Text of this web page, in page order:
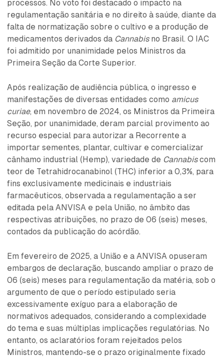
processos. No voto foi destacado o impacto na
regulamentação sanitária e no direito à saúde, diante da
falta de normatização sobre o cultivo e a produção de
medicamentos derivados da Cannabisno Brasil. O IAC
foi admitido por unanimidade pelos Ministros da
Primeira Seção da Corte Superior.
Após realização de audiência pública, o ingresso e
manifestações de diversas entidades como amicus
curiae, em novembro de 2024, os Ministros da Primeira
Seção, por unanimidade, deram parcial provimento ao
recurso especial para autorizar a Recorrente a
importar sementes, plantar, cultivar e comercializar
cânhamo industrial (Hemp), variedade de Cannabiscom
teor de Tetrahidrocanabinol (THC) inferior a 0,3%, para
fins exclusivamente medicinais e industriais
farmacêuticos, observada a regulamentação a ser
editada pela ANVISA e pela União, no âmbito das
respectivas atribuições, no prazo de 06 (seis) meses,
contados da publicação do acórdão.
Em fevereiro de 2025, a União e a ANVISA opuseram
embargos de declaração, buscando ampliar o prazo de
06 (seis) meses para regulamentação da matéria, sob o
argumento de que o período estipulado seria
excessivamente exíguo para a elaboração de
normativos adequados, considerando a complexidade
do tema e suas múltiplas implicações regulatórias. No
entanto, os aclaratórios foram rejeitados pelos
Ministros, mantendo-se o prazo originalmente fixado